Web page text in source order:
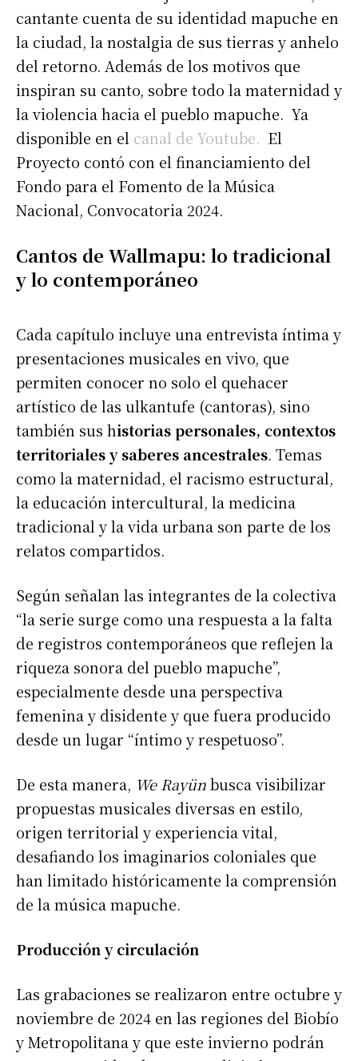
cantante cuenta de su identidad mapuche en
la ciudad, la nostalgia de sus tierras y anhelo
del retorno. Además de los motivos que
inspiran su canto, sobre todo la maternidad y
la violencia hacia el pueblo mapuche. Ya
disponible en el canal de Youtube. El
Proyecto contó con el financiamiento del
Fondo para el Fomento de la Música
Nacional, Convocatoria 2024.
Cantos de Wallmapu: lo tradicional
y lo contemporáneo
Cada capítulo incluye una entrevista íntima y
presentaciones musicales en vivo, que
permiten conocer no solo el quehacer
artístico de las ulkantufe (cantoras), sino
también sus historias personales, contextos
territoriales y saberes ancestrales. Temas
como la maternidad, el racismo estructural,
la educación intercultural, la medicina
tradicional y la vida urbana son parte de los
relatos compartidos.
Según señalan las integrantes de la colectiva
“la serie surge como una respuesta a la falta
de registros contemporáneos que reflejen la
riqueza sonora del pueblo mapuche”,
especialmente desde una perspectiva
femenina y disidente y que fuera producido
desde un lugar “íntimo y respetuoso”.
De esta manera, We Rayünbusca visibilizar
propuestas musicales diversas en estilo,
origen territorial y experiencia vital,
desafiando los imaginarios coloniales que
han limitado históricamente la comprensión
de la música mapuche.
Producción y circulación
Las grabaciones se realizaron entre octubre y
noviembre de 2024 en las regiones del Biobío
y Metropolitana y que este invierno podrán